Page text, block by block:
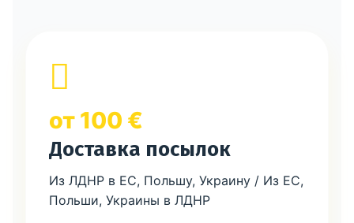
от 100 €
Доставка посылок
Из ЛДНР в ЕС, Польшу, Украину / Из ЕС,
Польши, Украины в ЛДНР